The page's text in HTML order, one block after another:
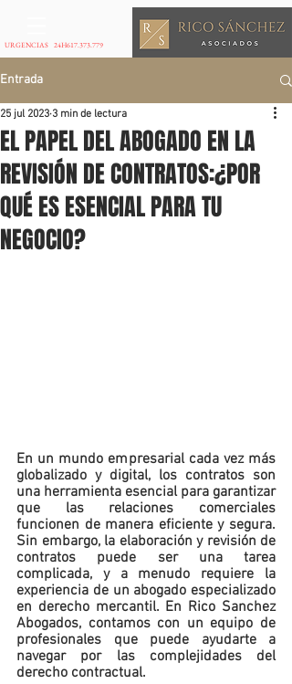
URGENCIAS 24H617.373.779
Entrada
EL PAPEL DEL ABOGADO EN LA
REVISIÓN DE CONTRATOS:¿POR
QUÉ ES ESENCIAL PARA TU
NEGOCIO?
25 jul 2023 3 min de lectura
En un mundo empresarial cada vez más
globalizado y digital, los contratos son
una herramienta esencial para garantizar
que las relaciones comerciales
funcionen de manera eficiente y segura.
Sin embargo, la elaboración y revisión de
contratos puede ser una tarea
complicada, y a menudo requiere la
experiencia de un abogado especializado
en derecho mercantil. En Rico Sanchez
Abogados, contamos con un equipo de
profesionales que puede ayudarte a
navegar por las complejidades del
derecho contractual.